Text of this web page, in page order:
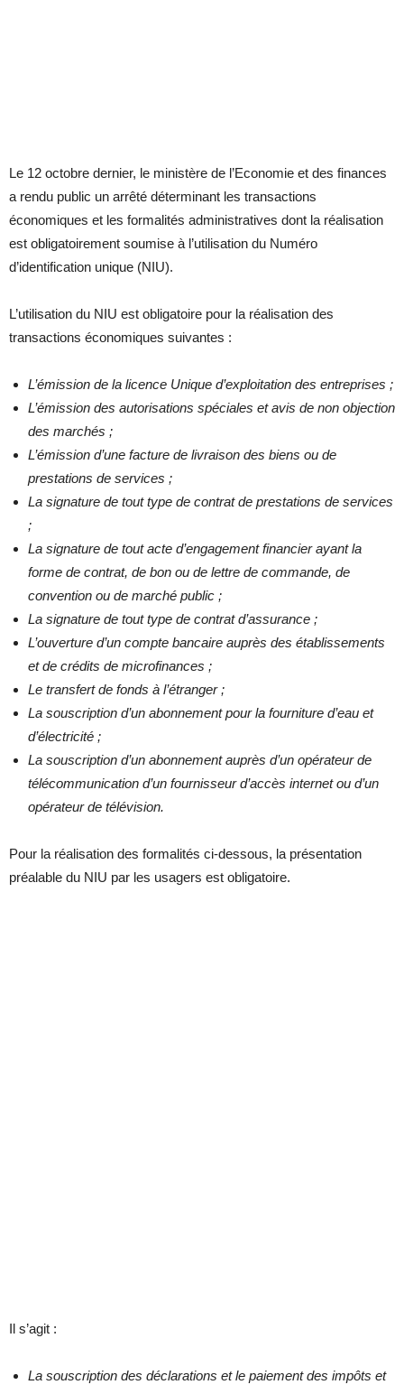
Le 12 octobre dernier, le ministère de l’Economie et des finances
a rendu public un arrêté déterminant les transactions
économiques et les formalités administratives dont la réalisation
est obligatoirement soumise à l’utilisation du Numéro
d’identification unique (NIU).
L’utilisation du NIU est obligatoire pour la réalisation des
transactions économiques suivantes :
L’émission de la licence Unique d’exploitation des entreprises ;
L’émission des autorisations spéciales et avis de non objection
des marchés ;
L’émission d’une facture de livraison des biens ou de
prestations de services ;
La signature de tout type de contrat de prestations de services
;
La signature de tout acte d’engagement financier ayant la
forme de contrat, de bon ou de lettre de commande, de
convention ou de marché public ;
La signature de tout type de contrat d’assurance ;
L’ouverture d’un compte bancaire auprès des établissements
et de crédits de microfinances ;
Le transfert de fonds à l’étranger ;
La souscription d’un abonnement pour la fourniture d’eau et
d’électricité ;
La souscription d’un abonnement auprès d’un opérateur de
télécommunication d’un fournisseur d’accès internet ou d’un
opérateur de télévision.
Pour la réalisation des formalités ci-dessous, la présentation
préalable du NIU par les usagers est obligatoire.
Il s’agit :
La souscription des déclarations et le paiement des impôts et